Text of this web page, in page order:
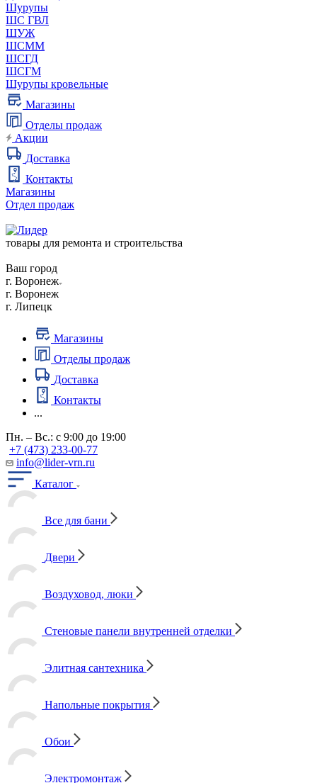
Шурупы
ШС ГВЛ
ШУЖ
ШСММ
ШСГД
ШСГМ
Шурупы кровельные
Магазины
Отделы продаж
Акции
Доставка
Контакты
Магазины
Отдел продаж
товары для ремонта и строительства
Ваш город
г. Воронеж
г. Воронеж
г. Липецк
Магазины
Отделы продаж
Доставка
Контакты
...
Пн. – Вс.: с 9:00 до 19:00
+7 (473) 233-00-77
info@lider-vrn.ru
Каталог
Все для бани
Двери
Воздуховод, люки
Стеновые панели внутренней отделки
Элитная сантехника
Напольные покрытия
Обои
Электромонтаж